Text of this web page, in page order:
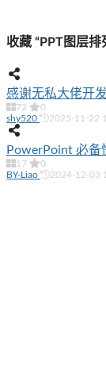
收藏 “PPT图层排
感谢无私大佬开
72
0
shy520
2025-11-22
PowerPoint 必备
17
0
BY-Liao
2024-12-03